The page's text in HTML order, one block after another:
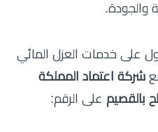
والجودة.
على خدمات العزل المائي
شركة اعتماد المملكة
بالقصيم على الرقم: